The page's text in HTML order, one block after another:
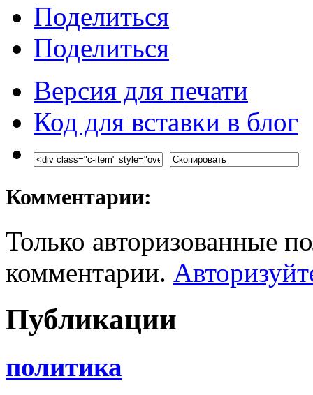
Поделиться
Поделиться
Версия для печати
Код для вставки в блог
Комментарии:
Только авторизованные
комментарии.
Публикации
политика